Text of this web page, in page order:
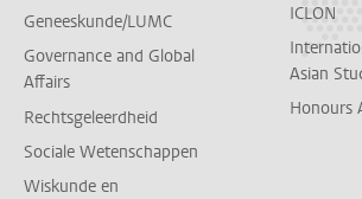
Geneeskunde/LUMC
Governance and Global
Affairs
Rechtsgeleerdheid
Sociale Wetenschappen
Wiskunde en
ICLON
Asian
Honours